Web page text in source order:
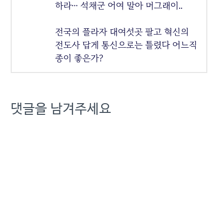
하라… 석채군 어여 말아 머그래이..
전국의 플라자 대여섯곳 팔고 혁신의
전도사 답게 통신으로는 틀렸다 어느직
종이 좋은가?
댓글을 남겨주세요